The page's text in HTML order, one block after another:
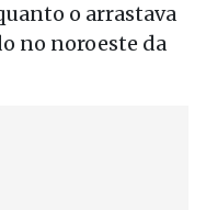
o arrastava
no noroeste da